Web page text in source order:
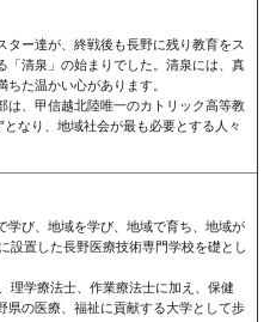
ター達が、終戦後も長野に残り教育をス
「清泉」の始まりでした。清泉には、真
た温かい心があります。
は、甲信越北陸唯一のカトリック高等教
となり、地域社会が最も必要とする人々
学び、地域を学び、地域で育ち、地域が
設置した長野医療技術専門学校を礎とし
理学療法士、作業療法士に加え、保健
県の医療、福祉に貢献する大学として歩